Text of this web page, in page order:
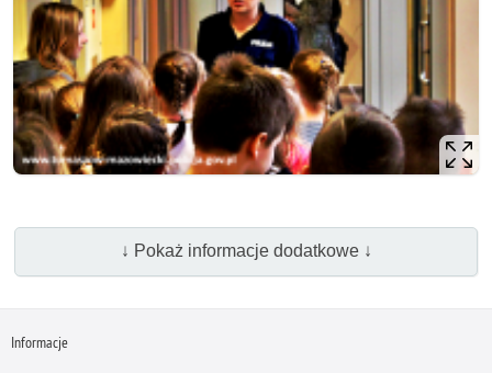
↓ Pokaż informacje dodatkowe ↓
Informacje